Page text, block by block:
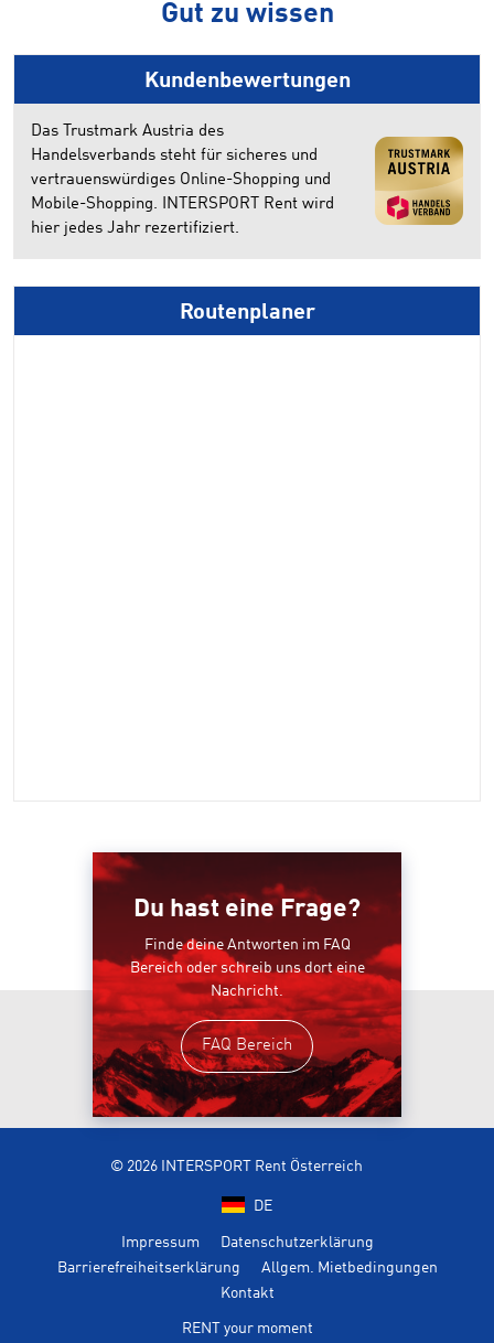
Gut zu wissen
Kundenbewertungen
Das Trustmark Austria des
Handelsverbands steht für sicheres und
vertrauenswürdiges Online-Shopping und
Mobile-Shopping. INTERSPORT Rent wird
hier jedes Jahr rezertifiziert.
Routenplaner
Du hast eine Frage?
Finde deine Antworten im FAQ
Bereich oder schreib uns dort eine
Nachricht.
FAQ Bereich
© 2026 INTERSPORT Rent Österreich
DE
Impressum
Datenschutzerklärung
Barrierefreiheitserklärung
Allgem. Mietbedingungen
Kontakt
RENT your moment